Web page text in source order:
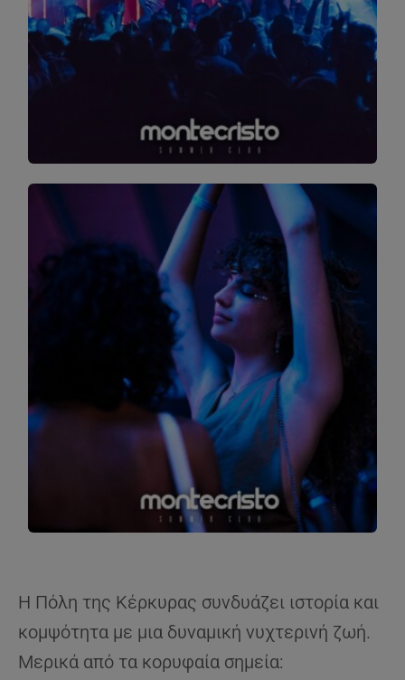
Η Πόλη της Κέρκυρας συνδυάζει ιστορία και
κομψότητα με μια δυναμική νυχτερινή ζωή.
Μερικά από τα κορυφαία σημεία: